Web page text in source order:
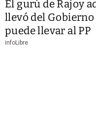
El gurú de Rajoy
llevó del Gobierno
puede llevar al PP
infoLibre